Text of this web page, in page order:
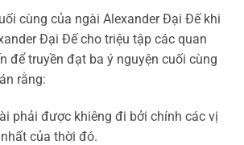
cùng của ngài Alexander Đại Đế khi
Đại Đế cho triệu tập các quan
để truyền đạt ba ý nguyện cuối cùng
rằng:
phải được khiêng đi bởi chính các vị
của thời đó.